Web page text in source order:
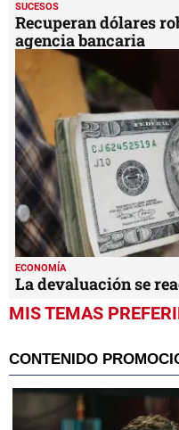
SUCESOS
Recuperan dólares
agencia bancaria
ECONOMÍA
La devaluación se
MIS TEMAS